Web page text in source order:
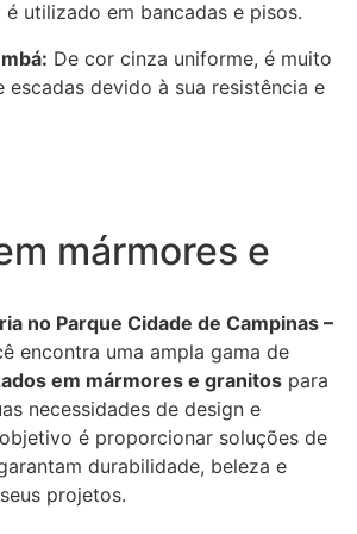
utilizado em bancadas e pisos.
De cor cinza uniforme, é muito
escadas devido à sua resistência e
mármores e
no Parque Cidade de Campinas –
encontra uma ampla gama de
em mármores e granitos para
necessidades de design e
é proporcionar soluções de
durabilidade, beleza e
projetos.